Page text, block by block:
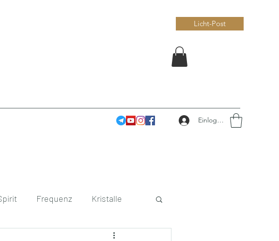
Licht-Post
Einloggen
Frequenz Kristalle